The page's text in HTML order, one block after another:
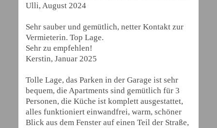
Ulli, August 2024
Sehr sauber und gemütlich, netter Kontakt zur
Vermieterin. Top Lage.
Sehr zu empfehlen!
Kerstin, Januar 2025
Tolle Lage, das Parken in der Garage ist sehr
bequem, die Apartments sind gemütlich für 3
Personen, die Küche ist komplett ausgestattet,
alles funktioniert einwandfrei, warm, schöner
Blick aus dem Fenster auf einen Teil der Straße,